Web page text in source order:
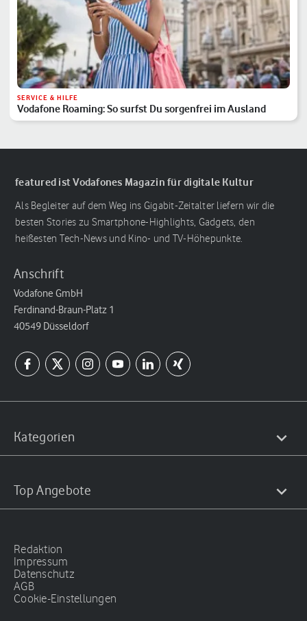
SERVICE & HILFE
Vodafone Roaming: So surfst Du sorgenfrei im Ausland
featured ist Vodafones Magazin für digitale Kultur
Als Begleiter auf dem Weg ins Gigabit-Zeitalter liefern wir die
besten Stories zu Smartphone-Highlights, Gadgets, den
heißesten Tech-News und Kino- und TV-Höhepunkte.
Anschrift
Vodafone GmbH
Ferdinand-Braun-Platz 1
40549 Düsseldorf
Kategorien
Top Angebote
Redaktion
Impressum
Datenschutz
AGB
Cookie-Einstellungen